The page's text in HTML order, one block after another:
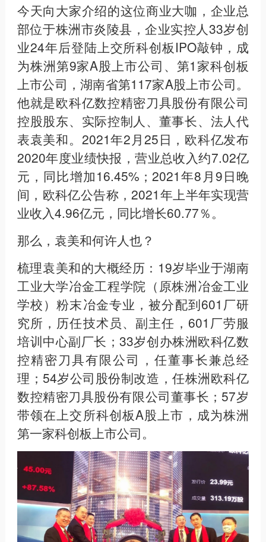
今天向大家介绍的这位商业大咖，企业总
部位于株洲市炎陵县，企业实控人33岁创
业24年后登陆上交所科创板IPO敲钟，成
为株洲第9家A股上市公司、第1家科创板
上市公司，湖南省第117家A股上市公司。
他就是欧科亿数控精密刀具股份有限公司
控股股东、实际控制人、董事长、法人代
表袁美和。2021年2月25日，欧科亿发布
2020年度业绩快报，营业总收入约7.02亿
元，同比增加16.45%；2021年8月9日晚
间，欧科亿公告称，2021年上半年实现营
业收入4.96亿元，同比增长60.77％。
那么，袁美和何许人也？
梳理袁美和的大概经历：19岁毕业于湖南
工业大学冶金工程学院（原株洲冶金工业
学校）粉末冶金专业，被分配到601厂研
究所，历任技术员、副主任，601厂劳服
培训中心副厂长；33岁创办株洲欧科亿数
控精密刀具有限公司，任董事长兼总经
理；54岁公司股份制改造，任株洲欧科亿
数控精密刀具股份有限公司董事长；57岁
带领在上交所科创板A股上市，成为株洲
第一家科创板上市公司。